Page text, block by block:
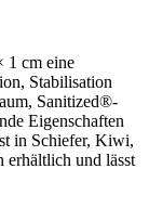
1 cm eine
Stabilisation
Sanitized®-
Eigenschaften
in Schiefer, Kiwi,
erhältlich und lässt